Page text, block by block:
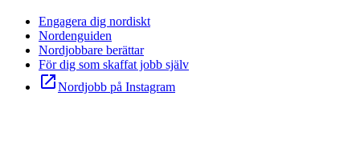
Engagera dig nordiskt
Nordenguiden
Nordjobbare berättar
För dig som skaffat jobb själv
open_in_newNordjobb på Instagram